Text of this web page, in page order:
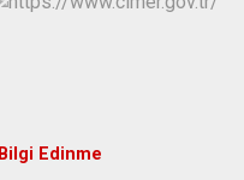
Bilgi Edinme